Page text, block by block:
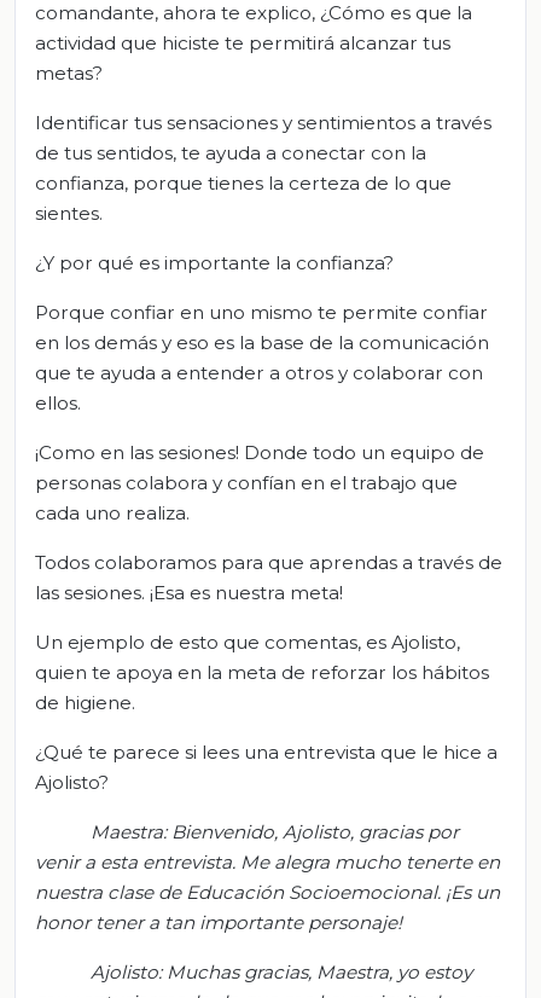
comandante, ahora te explico, ¿Cómo es que la
actividad que hiciste te permitirá alcanzar tus
metas?
Identificar tus sensaciones y sentimientos a través
de tus sentidos, te ayuda a conectar con la
confianza, porque tienes la certeza de lo que
sientes.
¿Y por qué es importante la confianza?
Porque confiar en uno mismo te permite confiar
en los demás y eso es la base de la comunicación
que te ayuda a entender a otros y colaborar con
ellos.
¡Como en las sesiones! Donde todo un equipo de
personas colabora y confían en el trabajo que
cada uno realiza.
Todos colaboramos para que aprendas a través de
las sesiones. ¡Esa es nuestra meta!
Un ejemplo de esto que comentas, es Ajolisto,
quien te apoya en la meta de reforzar los hábitos
de higiene.
¿Qué te parece si lees una entrevista que le hice a
Ajolisto?
Maestra: Bienvenido, Ajolisto, gracias por
venir a esta entrevista. Me alegra mucho tenerte en
nuestra clase de Educación Socioemocional. ¡Es un
honor tener a tan importante personaje!
Ajolisto: Muchas gracias, Maestra, yo estoy